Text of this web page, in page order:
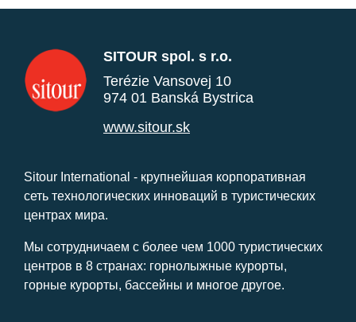
SITOUR spol. s r.o.
Terézie Vansovej 10
974 01 Banská Bystrica
www.sitour.sk
Sitour International - крупнейшая корпоративная
сеть технологических инноваций в туристических
центрах мира.
Мы сотрудничаем с более чем 1000 туристических
центров в 8 странах: горнолыжные курорты,
горные курорты, бассейны и многое другое.